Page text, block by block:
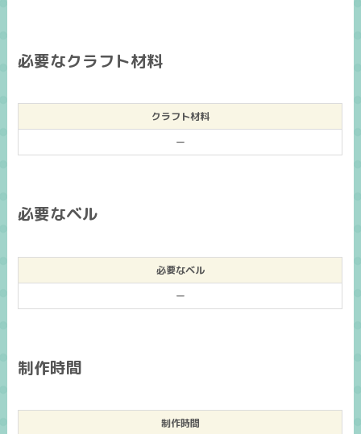
必要なクラフト材料
クラフト材料
ー
必要なベル
必要なベル
ー
制作時間
制作時間